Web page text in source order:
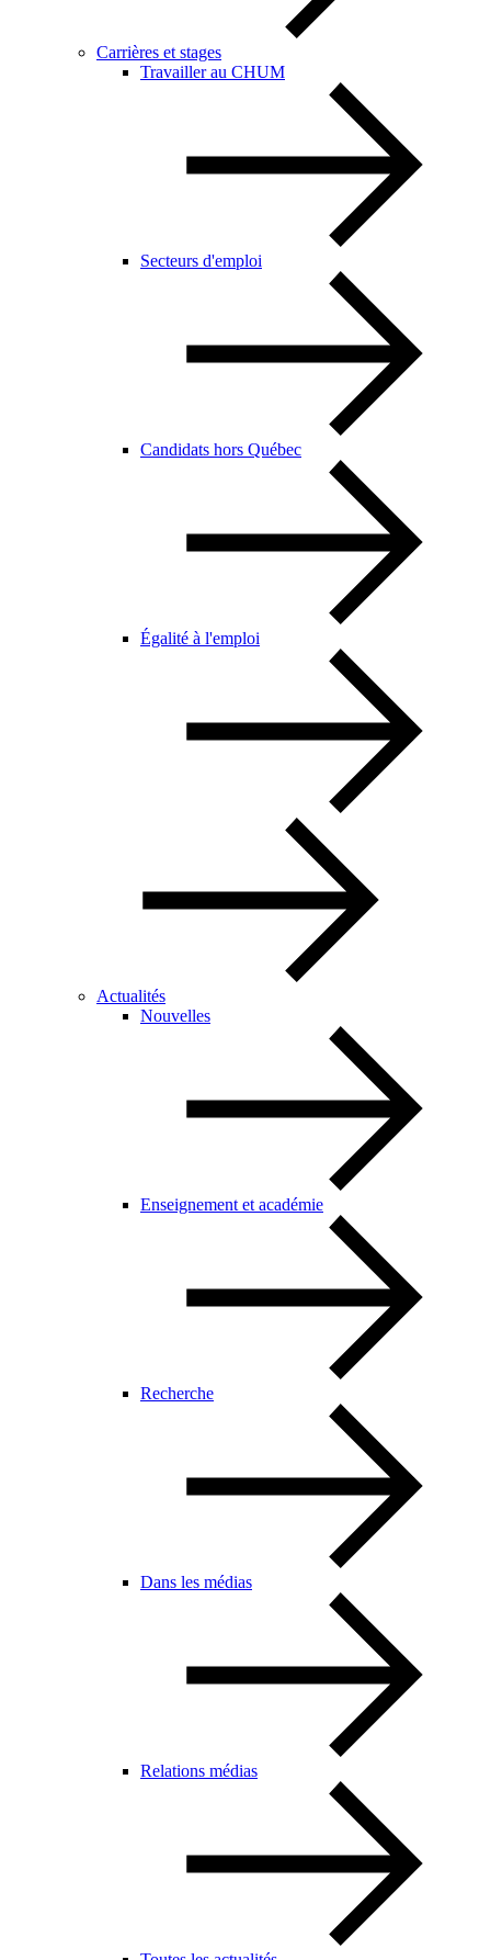
Carrières et stages
Travailler au CHUM
Secteurs d'emploi
Candidats hors Québec
Égalité à l'emploi
Actualités
Nouvelles
Enseignement et académie
Recherche
Dans les médias
Relations médias